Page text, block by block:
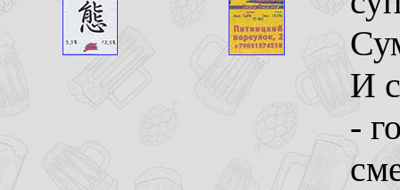
И
-